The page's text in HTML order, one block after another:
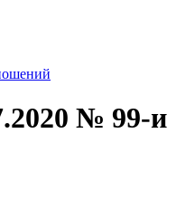
№ 99-и